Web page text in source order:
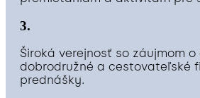
3.
Široká verejnosť so záujmom o
dobrodružné a cestovateľské
prednášky.